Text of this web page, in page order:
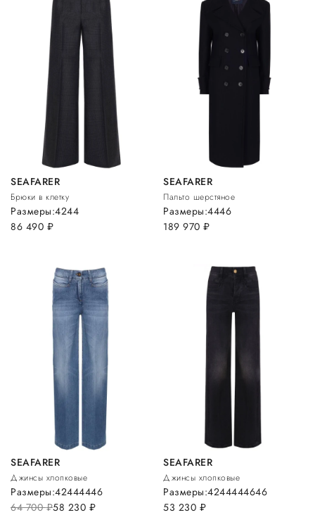
SEAFARER
Брюки в клетку
86 490 руб.
Размеры:4244
SEAFARER
Пальто шерстяное
189 970руб.
Размеры:4446
SEAFARER
Джинсы хлопковые
64 700руб.58 230 руб.
Размеры:42444446
SEAFARER
Джинсы хлопковые
53 230 руб.
Размеры:4244444646